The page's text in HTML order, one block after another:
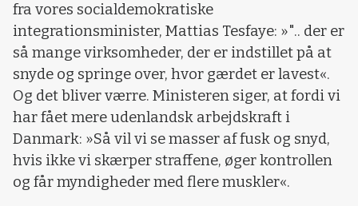
fra vores socialdemokratiske
integrationsminister, Mattias Tesfaye: »".. der er
så mange virksomheder, der er indstillet på at
snyde og springe over, hvor gærdet er lavest«.
Og det bliver værre. Ministeren siger, at fordi vi
har fået mere udenlandsk arbejdskraft i
Danmark: »Så vil vi se masser af fusk og snyd,
hvis ikke vi skærper straffene, øger kontrollen
og får myndigheder med flere muskler«.